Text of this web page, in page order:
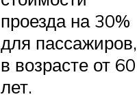
проезда на 30%
для пассажиров,
в возрасте от 60
лет.